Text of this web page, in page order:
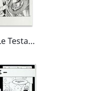
Cromwell Stone - Le Testament de Cromwell Stone - planche 39